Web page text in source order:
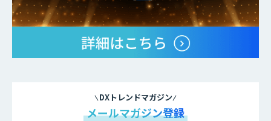
DXトレンドマガジン
メールマガジン登録